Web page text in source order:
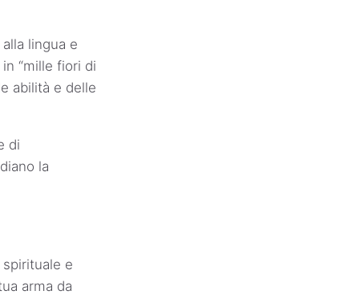
lingua e
“mille fiori di
abilità e delle
di
la
e
arma da